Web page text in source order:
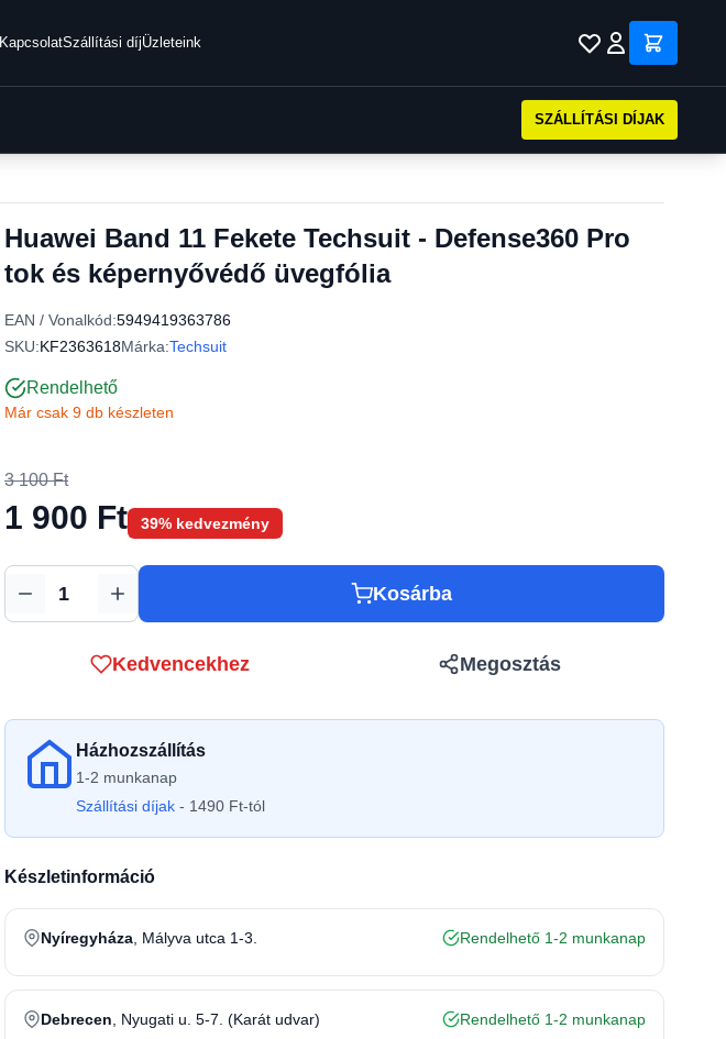
KapcsolatSzállítási díjÜzleteink
SZÁLLÍTÁSI DÍJAK
Huawei Band 11 Fekete Techsuit - Defense360 Pro
tok és képernyővédő üvegfólia
EAN / Vonalkód:5949419363786
SKU:KF2363618Márka:Techsuit
Rendelhető
Már csak 9 db készleten
3 100 Ft
1 900 Ft 39% kedvezmény
Mennyiség Kosárba
Kedvencekhez Megosztás
Házhozszállítás
1-2 munkanap
Szállítási díjak - 1490 Ft-tól
Készletinformáció
Nyíregyháza , Mályva utca 1-3. Rendelhető 1-2 munkanap
Debrecen , Nyugati u. 5-7. (Karát udvar) Rendelhető 1-2 munkanap